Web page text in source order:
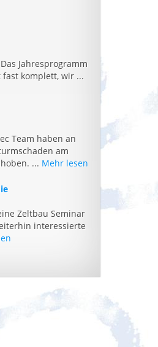
Jahresprogramm
komplett, wir ...
Team haben an
am
... Mehr lesen
Zeltbau Seminar
interessierte